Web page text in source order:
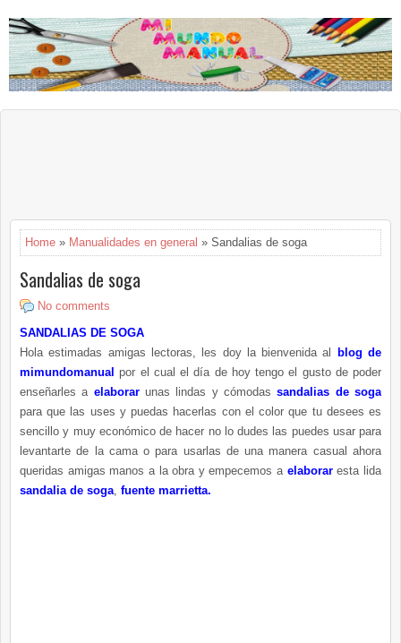
Home » Manualidades en general » Sandalias de soga
Sandalias de soga
No comments
SANDALIAS DE SOGA
Hola estimadas amigas lectoras, les doy la bienvenida al blog de
mimundomanualpor el cual el día de hoy tengo el gusto de poder
enseñarles a elaborarunas lindas y cómodassandalias de soga
para que las uses y puedas hacerlas con el color que tu desees es
sencillo y muy económico de hacer no lo dudes las puedes usar para
levantarte de la cama o para usarlas de una manera casual ahora
queridas amigas manos a la obra y empecemos a elaboraresta lida
sandalia de soga fuente marrietta.